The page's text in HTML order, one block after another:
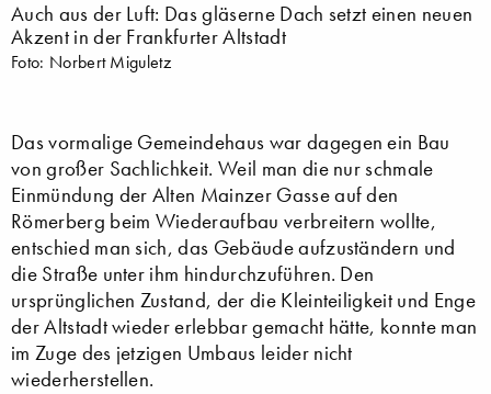
Auch aus der Luft: Das gläserne Dach setzt einen neuen
Akzent in der Frankfurter Altstadt
Foto: Norbert Miguletz
Das vormalige Gemeindehaus war dagegen ein Bau
von großer Sachlichkeit. Weil man die nur schmale
Einmündung der Alten Mainzer Gasse auf den
Römerberg beim Wiederaufbau verbreitern wollte,
entschied man sich, das Gebäude aufzuständern und
die Straße unter ihm hindurchzuführen. Den
ursprünglichen Zustand, der die Kleinteiligkeit und Enge
der Altstadt wieder erlebbar gemacht hätte, konnte man
im Zuge des jetzigen Umbaus leider nicht
wiederherstellen.